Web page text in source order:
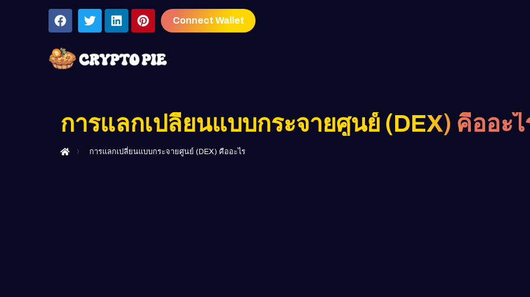
Connect Wallet
การแลกเปลี่ยนแบบกระจายศูนย์ (DEX) คืออะไ
การแลกเปลี่ยนแบบกระจายศูนย์ (DEX) คืออะไร